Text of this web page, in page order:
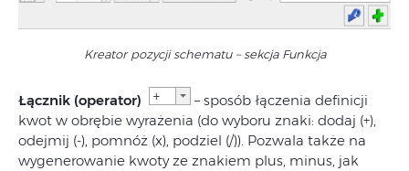
Kreator pozycji schematu – sekcja Funkcja
Łącznik (operator)
– sposób łączenia definicji
kwot w obrębie wyrażenia (do wyboru znaki: dodaj (+),
odejmij (-), pomnóż (x), podziel (/)). Pozwala także na
wygenerowanie kwoty ze znakiem plus, minus, jak